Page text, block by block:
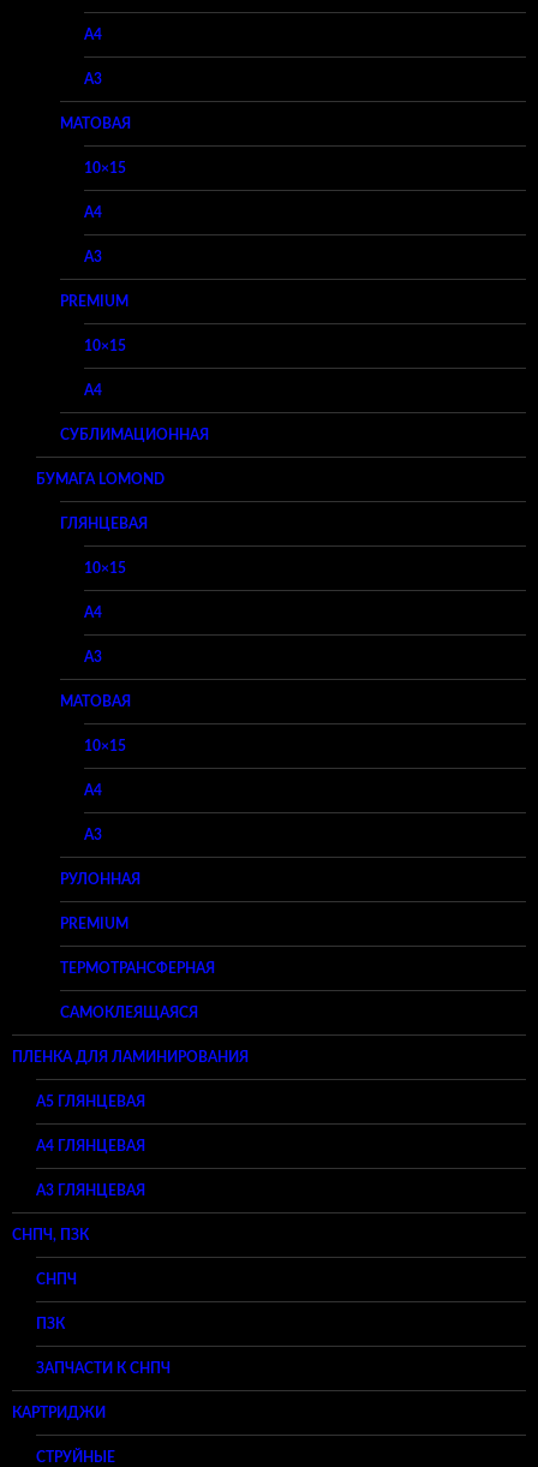
A4
A3
МАТОВАЯ
10×15
A4
A3
PREMIUM
10×15
A4
СУБЛИМАЦИОННАЯ
БУМАГА LOMOND
ГЛЯНЦЕВАЯ
10×15
A4
A3
МАТОВАЯ
10×15
A4
A3
РУЛОННАЯ
PREMIUM
ТЕРМОТРАНСФЕРНАЯ
САМОКЛЕЯЩАЯСЯ
ПЛЕНКА ДЛЯ ЛАМИНИРОВАНИЯ
A5 ГЛЯНЦЕВАЯ
А4 ГЛЯНЦЕВАЯ
A3 ГЛЯНЦЕВАЯ
СНПЧ, ПЗК
СНПЧ
ПЗК
ЗАПЧАСТИ К СНПЧ
КАРТРИДЖИ
СТРУЙНЫЕ